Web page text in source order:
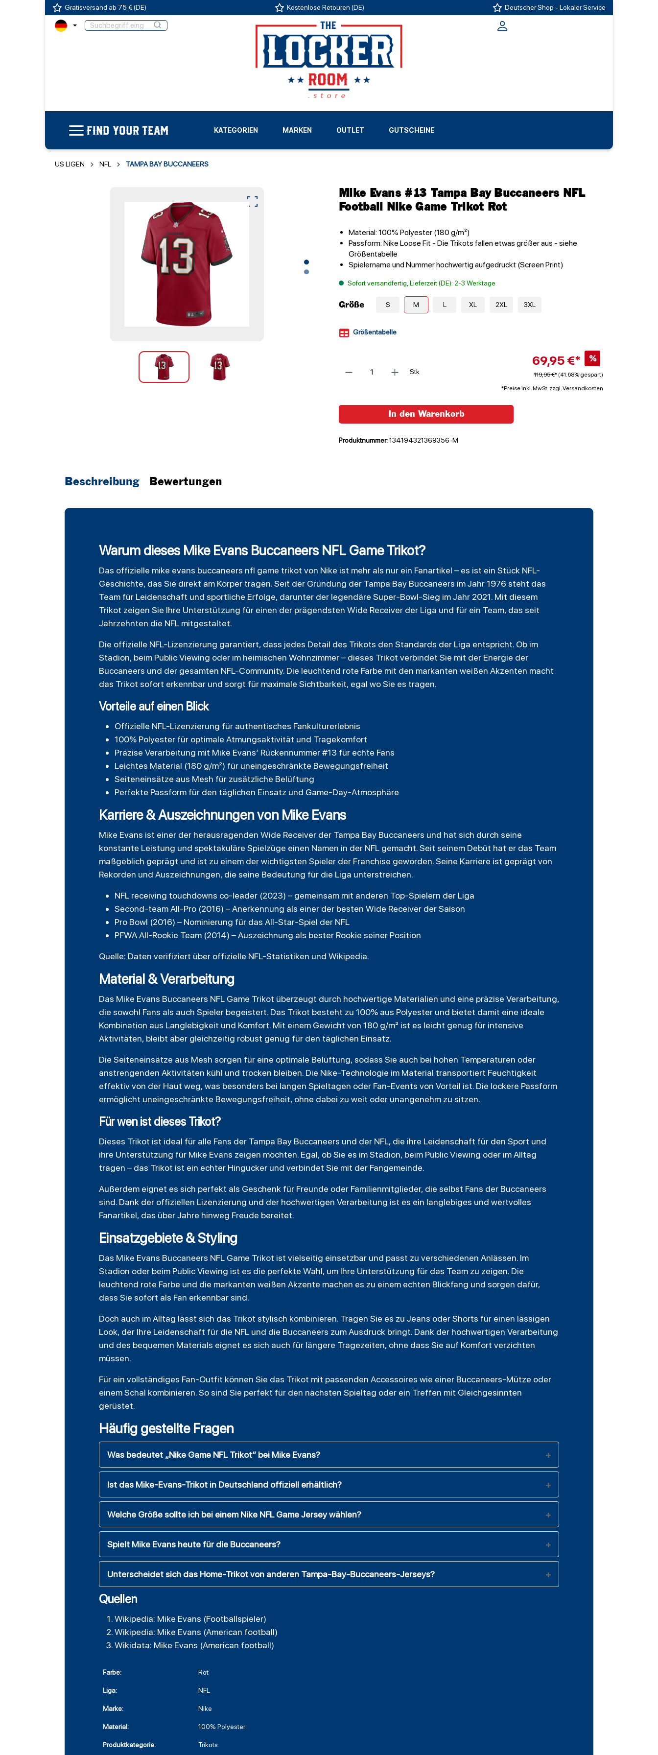
Gratisversand ab 75 € (DE) Kostenlose Retouren (DE) Deutscher Shop - Lokaler Service
FIND YOUR TEAM KATEGORIEN MARKEN
LIGEN
OUTLET GUTSCHEINE
US LIGEN NFL TAMPA BAY BUCCANEERS
Mike Evans #13 Tampa Bay Buccaneers NFL
Football Nike Game Trikot Rot
Material: 100% Polyester (180 g/m²)
Passform: Nike Loose Fit - Die Trikots fallen etwas größer aus - siehe
Größentabelle
Spielername und Nummer hochwertig aufgedruckt (Screen Print)
Sofort versandfertig, Lieferzeit (DE): 2-3 Werktage
Größe S M L XL 2XL 3XL
Größentabelle
Stk
69,95 €* %
119,95 €* (41.68% gespart)
*Preise inkl. MwSt. zzgl. Versandkosten
In den Warenkorb
Produktnummer:134194321369356-M
Beschreibung Bewertungen
Warum dieses Mike Evans Buccaneers NFL Game Trikot?
Das offizielle mike evans buccaneers nfl game trikot von Nike ist mehr als nur ein Fanartikel – es ist ein Stück NFL-
Geschichte, das Sie direkt am Körper tragen. Seit der Gründung der Tampa Bay Buccaneers im Jahr 1976 steht das
Team für Leidenschaft und sportliche Erfolge, darunter der legendäre Super-Bowl-Sieg im Jahr 2021. Mit diesem
Trikot zeigen Sie Ihre Unterstützung für einen der prägendsten Wide Receiver der Liga und für ein Team, das seit
Jahrzehnten die NFL mitgestaltet.
Die offizielle NFL-Lizenzierung garantiert, dass jedes Detail des Trikots den Standards der Liga entspricht. Ob im
Stadion, beim Public Viewing oder im heimischen Wohnzimmer – dieses Trikot verbindet Sie mit der Energie der
Buccaneers und der gesamten NFL-Community. Die leuchtend rote Farbe mit den markanten weißen Akzenten macht
das Trikot sofort erkennbar und sorgt für maximale Sichtbarkeit, egal wo Sie es tragen.
Vorteile auf einen Blick
Offizielle NFL-Lizenzierung für authentisches Fankulturerlebnis
100% Polyester für optimale Atmungsaktivität und Tragekomfort
Präzise Verarbeitung mit Mike Evans‘ Rückennummer #13 für echte Fans
Leichtes Material (180 g/m²) für uneingeschränkte Bewegungsfreiheit
Seiteneinsätze aus Mesh für zusätzliche Belüftung
Perfekte Passform für den täglichen Einsatz und Game-Day-Atmosphäre
Karriere & Auszeichnungen von Mike Evans
Mike Evans ist einer der herausragenden Wide Receiver der Tampa Bay Buccaneers und hat sich durch seine
konstante Leistung und spektakuläre Spielzüge einen Namen in der NFL gemacht. Seit seinem Debüt hat er das Team
maßgeblich geprägt und ist zu einem der wichtigsten Spieler der Franchise geworden. Seine Karriere ist geprägt von
Rekorden und Auszeichnungen, die seine Bedeutung für die Liga unterstreichen.
NFL receiving touchdowns co-leader (2023) – gemeinsam mit anderen Top-Spielern der Liga
Second-team All-Pro (2016) – Anerkennung als einer der besten Wide Receiver der Saison
Pro Bowl (2016) – Nominierung für das All-Star-Spiel der NFL
PFWA All-Rookie Team (2014) – Auszeichnung als bester Rookie seiner Position
Quelle: Daten verifiziert über offizielle NFL-Statistiken und Wikipedia.
Material & Verarbeitung
Das Mike Evans Buccaneers NFL Game Trikot überzeugt durch hochwertige Materialien und eine präzise Verarbeitung,
die sowohl Fans als auch Spieler begeistert. Das Trikot besteht zu 100% aus Polyester und bietet damit eine ideale
Kombination aus Langlebigkeit und Komfort. Mit einem Gewicht von 180 g/m² ist es leicht genug für intensive
Aktivitäten, bleibt aber gleichzeitig robust genug für den täglichen Einsatz.
Die Seiteneinsätze aus Mesh sorgen für eine optimale Belüftung, sodass Sie auch bei hohen Temperaturen oder
anstrengenden Aktivitäten kühl und trocken bleiben. Die Nike-Technologie im Material transportiert Feuchtigkeit
effektiv von der Haut weg, was besonders bei langen Spieltagen oder Fan-Events von Vorteil ist. Die lockere Passform
ermöglicht uneingeschränkte Bewegungsfreiheit, ohne dabei zu weit oder unangenehm zu sitzen.
Für wen ist dieses Trikot?
Dieses Trikot ist ideal für alle Fans der Tampa Bay Buccaneers und der NFL, die ihre Leidenschaft für den Sport und
ihre Unterstützung für Mike Evans zeigen möchten. Egal, ob Sie es im Stadion, beim Public Viewing oder im Alltag
tragen – das Trikot ist ein echter Hingucker und verbindet Sie mit der Fangemeinde.
Außerdem eignet es sich perfekt als Geschenk für Freunde oder Familienmitglieder, die selbst Fans der Buccaneers
sind. Dank der offiziellen Lizenzierung und der hochwertigen Verarbeitung ist es ein langlebiges und wertvolles
Fanartikel, das über Jahre hinweg Freude bereitet.
Einsatzgebiete & Styling
Das Mike Evans Buccaneers NFL Game Trikot ist vielseitig einsetzbar und passt zu verschiedenen Anlässen. Im
Stadion oder beim Public Viewing ist es die perfekte Wahl, um Ihre Unterstützung für das Team zu zeigen. Die
leuchtend rote Farbe und die markanten weißen Akzente machen es zu einem echten Blickfang und sorgen dafür,
dass Sie sofort als Fan erkennbar sind.
Doch auch im Alltag lässt sich das Trikot stylisch kombinieren. Tragen Sie es zu Jeans oder Shorts für einen lässigen
Look, der Ihre Leidenschaft für die NFL und die Buccaneers zum Ausdruck bringt. Dank der hochwertigen Verarbeitung
und des bequemen Materials eignet es sich auch für längere Tragezeiten, ohne dass Sie auf Komfort verzichten
müssen.
Für ein vollständiges Fan-Outfit können Sie das Trikot mit passenden Accessoires wie einer Buccaneers-Mütze oder
einem Schal kombinieren. So sind Sie perfekt für den nächsten Spieltag oder ein Treffen mit Gleichgesinnten
gerüstet.
Häufig gestellte Fragen
Was bedeutet „Nike Game NFL Trikot“ bei Mike Evans?
Ist das Mike-Evans-Trikot in Deutschland offiziell erhältlich?
Welche Größe sollte ich bei einem Nike NFL Game Jersey wählen?
Spielt Mike Evans heute für die Buccaneers?
Unterscheidet sich das Home-Trikot von anderen Tampa-Bay-Buccaneers-Jerseys?
Quellen
Wikipedia: Mike Evans (Footballspieler)
Wikipedia: Mike Evans (American football)
Wikidata: Mike Evans (American football)
Farbe: Rot
Liga: NFL
Marke: Nike
Material: 100% Polyester
Produktkategorie: Trikots